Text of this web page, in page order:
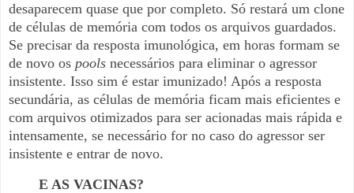
desaparecem quase que por completo. Só restará um clone
de células de memória com todos os arquivos guardados.
Se precisar da resposta imunológica, em horas formam se
de novo os pools necessários para eliminar o agressor
insistente. Isso sim é estar imunizado! Após a resposta
secundária, as células de memória ficam mais eficientes e
com arquivos otimizados para ser acionadas mais rápida e
intensamente, se necessário for no caso do agressor ser
insistente e entrar de novo.
E AS VACINAS?